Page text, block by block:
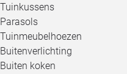
Tuinkussens
Parasols
Tuinmeubelhoezen
Buitenverlichting
Buiten koken